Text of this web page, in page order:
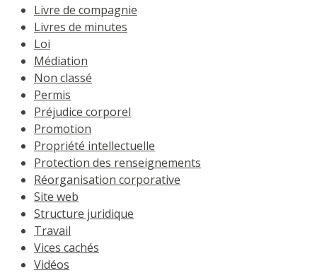
Livre de compagnie
Livres de minutes
Loi
Médiation
Non classé
Permis
Préjudice corporel
Promotion
Propriété intellectuelle
Protection des renseignements
Réorganisation corporative
Site web
Structure juridique
Travail
Vices cachés
Vidéos